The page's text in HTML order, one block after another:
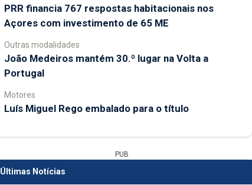
PRR financia 767 respostas habitacionais nos
Açores com investimento de 65 ME
Outras modalidades
João Medeiros mantém 30.º lugar na Volta a
Portugal
Motores
Luís Miguel Rego embalado para o título
PUB
Últimas Notícias